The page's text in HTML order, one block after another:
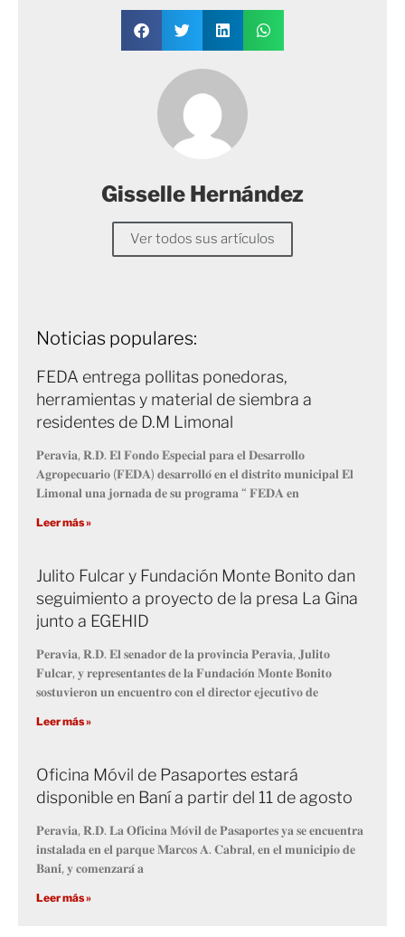
Gisselle Hernández
Ver todos sus artículos
Noticias populares:
FEDA entrega pollitas ponedoras,
herramientas y material de siembra a
residentes de D.M Limonal
𝐏𝐞𝐫𝐚𝐯𝐢𝐚, 𝐑.𝐃. 𝐄𝐥 𝐅𝐨𝐧𝐝𝐨 𝐄𝐬𝐩𝐞𝐜𝐢𝐚𝐥 𝐩𝐚𝐫𝐚 𝐞𝐥 𝐃𝐞𝐬𝐚𝐫𝐫𝐨𝐥𝐥𝐨
𝐀𝐠𝐫𝐨𝐩𝐞𝐜𝐮𝐚𝐫𝐢𝐨 (𝐅𝐄𝐃𝐀) 𝐝𝐞𝐬𝐚𝐫𝐫𝐨𝐥𝐥𝐨́ 𝐞𝐧 𝐞𝐥 𝐝𝐢𝐬𝐭𝐫𝐢𝐭𝐨 𝐦𝐮𝐧𝐢𝐜𝐢𝐩𝐚𝐥 𝐄𝐥
𝐋𝐢𝐦𝐨𝐧𝐚𝐥 𝐮𝐧𝐚 𝐣𝐨𝐫𝐧𝐚𝐝𝐚 𝐝𝐞 𝐬𝐮 𝐩𝐫𝐨𝐠𝐫𝐚𝐦𝐚 “ 𝐅𝐄𝐃𝐀 𝐞𝐧
Leer más »
Julito Fulcar y Fundación Monte Bonito dan
seguimiento a proyecto de la presa La Gina
junto a EGEHID
𝐏𝐞𝐫𝐚𝐯𝐢𝐚, 𝐑.𝐃. 𝐄𝐥 𝐬𝐞𝐧𝐚𝐝𝐨𝐫 𝐝𝐞 𝐥𝐚 𝐩𝐫𝐨𝐯𝐢𝐧𝐜𝐢𝐚 𝐏𝐞𝐫𝐚𝐯𝐢𝐚, 𝐉𝐮𝐥𝐢𝐭𝐨
𝐅𝐮𝐥𝐜𝐚𝐫, 𝐲 𝐫𝐞𝐩𝐫𝐞𝐬𝐞𝐧𝐭𝐚𝐧𝐭𝐞𝐬 𝐝𝐞 𝐥𝐚 𝐅𝐮𝐧𝐝𝐚𝐜𝐢𝐨́𝐧 𝐌𝐨𝐧𝐭𝐞 𝐁𝐨𝐧𝐢𝐭𝐨
𝐬𝐨𝐬𝐭𝐮𝐯𝐢𝐞𝐫𝐨𝐧 𝐮𝐧 𝐞𝐧𝐜𝐮𝐞𝐧𝐭𝐫𝐨 𝐜𝐨𝐧 𝐞𝐥 𝐝𝐢𝐫𝐞𝐜𝐭𝐨𝐫 𝐞𝐣𝐞𝐜𝐮𝐭𝐢𝐯𝐨 𝐝𝐞
Leer más »
Oficina Móvil de Pasaportes estará
disponible en Baní a partir del 11 de agosto
𝐏𝐞𝐫𝐚𝐯𝐢𝐚, 𝐑.𝐃. 𝐋𝐚 𝐎𝐟𝐢𝐜𝐢𝐧𝐚 𝐌𝐨́𝐯𝐢𝐥 𝐝𝐞 𝐏𝐚𝐬𝐚𝐩𝐨𝐫𝐭𝐞𝐬 𝐲𝐚 𝐬𝐞 𝐞𝐧𝐜𝐮𝐞𝐧𝐭𝐫𝐚
𝐢𝐧𝐬𝐭𝐚𝐥𝐚𝐝𝐚 𝐞𝐧 𝐞𝐥 𝐩𝐚𝐫𝐪𝐮𝐞 𝐌𝐚𝐫𝐜𝐨𝐬 𝐀. 𝐂𝐚𝐛𝐫𝐚𝐥, 𝐞𝐧 𝐞𝐥 𝐦𝐮𝐧𝐢𝐜𝐢𝐩𝐢𝐨 𝐝𝐞
𝐁𝐚𝐧𝐢́, 𝐲 𝐜𝐨𝐦𝐞𝐧𝐳𝐚𝐫𝐚́ 𝐚
Leer más »